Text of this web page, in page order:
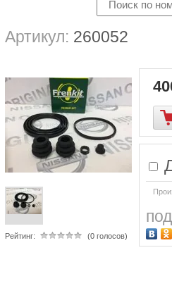
Артикул: 260052
Рейтинг: (0 голосов)